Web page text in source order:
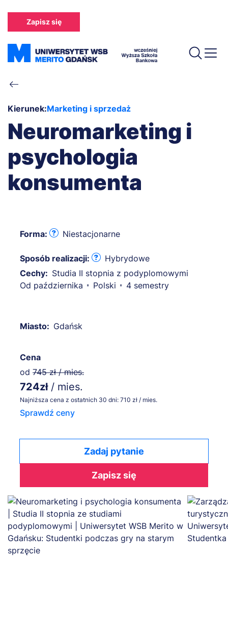
treści
Zapisz się
Ścieżka
nawigacyjna
Kierunek:Marketing i sprzedaż
Neuromarketing i
psychologia
konsumenta
Forma: Niestacjonarne
Sposób realizacji:
Hybrydowe
Cechy: Studia II stopnia z podyplomowymi
Od października
Polski 4 semestry
Miasto: Gdańsk
Cena
od 745 zł / mies.
724zł / mies.
Najniższa cena z ostatnich 30 dni: 710 zł / mies.
Sprawdź ceny
Zadaj pytanie
Zapisz się